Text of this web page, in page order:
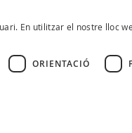
En utilitzar el nostre lloc
ORIENTACIÓ